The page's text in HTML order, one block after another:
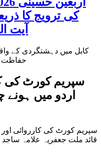
کی ترویج کا
آیت
سپریم کورٹ کی
اردو میں ہونے
سپریم کورٹ کی کارروائی
قائد ملت جعفریہ علامہ ساجد